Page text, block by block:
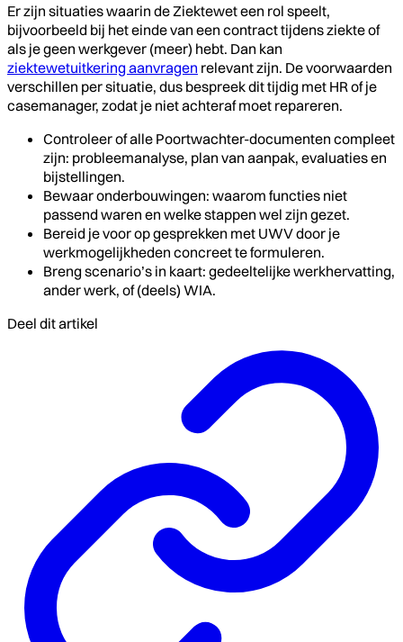
Er zijn situaties waarin de Ziektewet een rol speelt,
bijvoorbeeld bij het einde van een contract tijdens ziekte of
als je geen werkgever (meer) hebt. Dan kan
ziektewetuitkering aanvragen relevant zijn. De voorwaarden
verschillen per situatie, dus bespreek dit tijdig met HR of je
casemanager, zodat je niet achteraf moet repareren.
Controleer of alle Poortwachter-documenten compleet
zijn: probleemanalyse, plan van aanpak, evaluaties en
bijstellingen.
Bewaar onderbouwingen: waarom functies niet
passend waren en welke stappen wel zijn gezet.
Bereid je voor op gesprekken met UWV door je
werkmogelijkheden concreet te formuleren.
Breng scenario’s in kaart: gedeeltelijke werkhervatting,
ander werk, of (deels) WIA.
Deel dit artikel